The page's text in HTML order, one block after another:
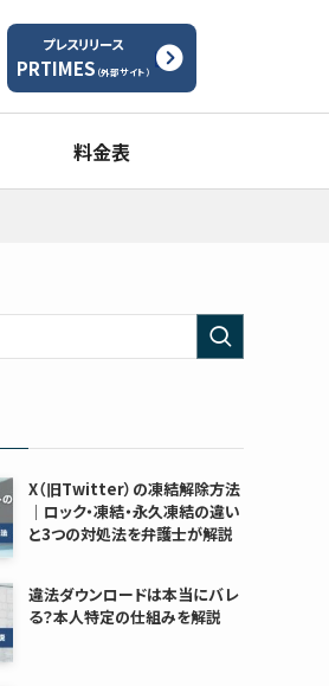
プレスリリース
PRTIMES （外部サイト）
料金表
X（旧Twitter）の凍結解除方法
｜ロック・凍結・永久凍結の違い
と3つの対処法を弁護士が解説
違法ダウンロードは本当にバレ
る？本人特定の仕組みを解説